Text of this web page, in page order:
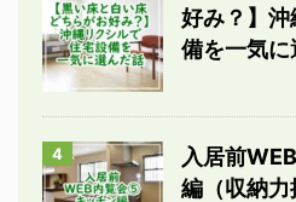
好み？】
備を一気に
4
入居前
編（収納力